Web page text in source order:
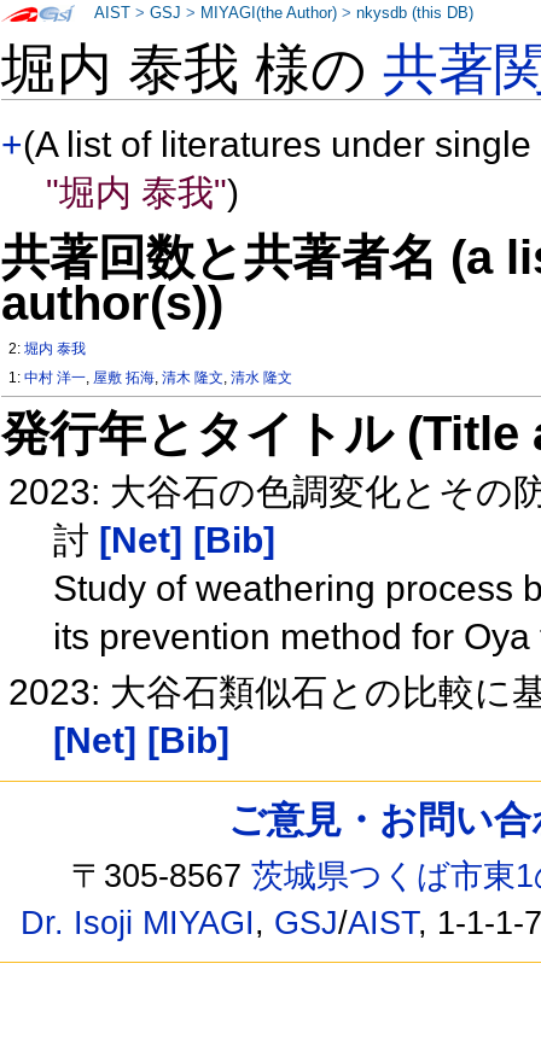
堀内 泰我 様の共著
+(A list of literatures under
"堀内 泰我")
共著回数と共著者名 (a
author(s))
2:堀内 泰我
1:中村 洋一, 屋敷 拓海,清木 隆文,清水 隆文
発行年とタイトル
2023: 大谷石の色調変化とその
討 [Net] [Bib]
Study of weathering process
its prevention method for
2023: 大谷石類似石との比較に
[Net] [Bib]
AIST >GSJ > MIYAGI(the Author) >nkysdb (this DB)
ご意見・お問い
〒305-8567茨城県つくば市東
Dr. Isoji MIYAGI, GSJ/AIST, 1-1-1-